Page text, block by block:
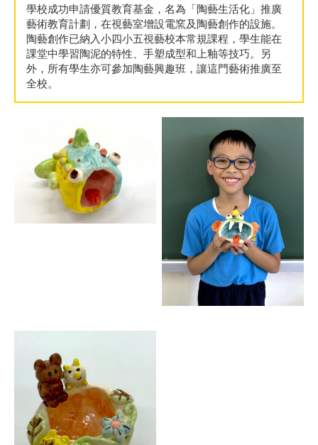
學校成功申請優質教育基金，名為「陶藝生活化」推廣
藝術教育計劃，在視藝室增設電窯及陶藝創作的設施。
陶藝創作已納入小四小五視藝校本常規課程，學生能在
課堂中學習陶泥的特性、手塑成型和上釉等技巧。另
外，所有學生亦可參加陶藝興趣班，讓這門藝術推廣至
全校。